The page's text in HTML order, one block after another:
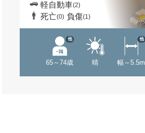
軽自動車(2)
死亡(0) 負傷(1)
65～74歳
他
晴 幅～5.5m
他